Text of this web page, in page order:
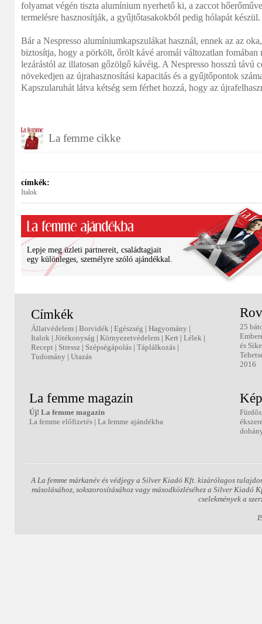
folyamat végén tiszta alumínium nyerhető ki, a zaccot
termelésre hasznosítják, a gyűjtőtasakokból pedig hólapát készül.
Bár a Nespresso alumíniumkapszulákat használ, ennek az az
biztosítja, hogy a pörkölt, őrölt kávé aromái változatlan fomában
lezárástól az illatosan gőzölgő kávéig. A Nespresso hosszú távú
növekedjen az újrahasznosítási kapacitás és a gyűjtőpontok
Kapszularuhát látva kétség sem férhet hozzá, hogy az
La femme cikke
címkék:
Italok
Lepje meg üzleti partnereit, családtagjait
egy különleges, személyre szóló ajándékkal.
Címkék
Állatvédelem | Borvidék | Egészség | Hagyomány |
Italok | Jótékonyság | Környezetvédelem | Kert | Lélek |
Recept | Stressz | Szépségápolás | Táplálkozás |
Tudomány | Utazás
25
és
2016
La femme magazin
Új! La femme magazin
La femme előfizetés | La femme ajándékba
A La femme márkanév és védjegy a Silver Kiadó Kft. kizárólagos
másolásához, sokszorosításához vagy másodközléséhez a Silver
cselekmények a